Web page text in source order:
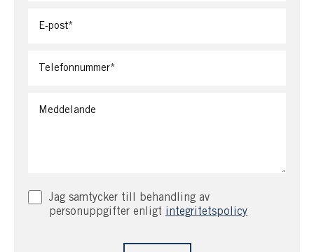
Jag samtycker till behandling av
personuppgifter enligt integritetspolicy